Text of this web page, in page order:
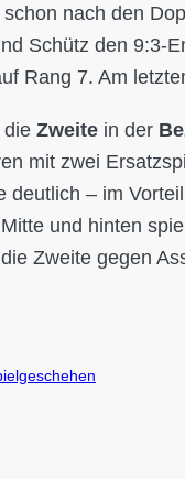
nach den
Schütz den 9:3-
Rang 7. Am
die Zweite in der
mit zwei
deutlich – im
und hinten
Zweite gegen